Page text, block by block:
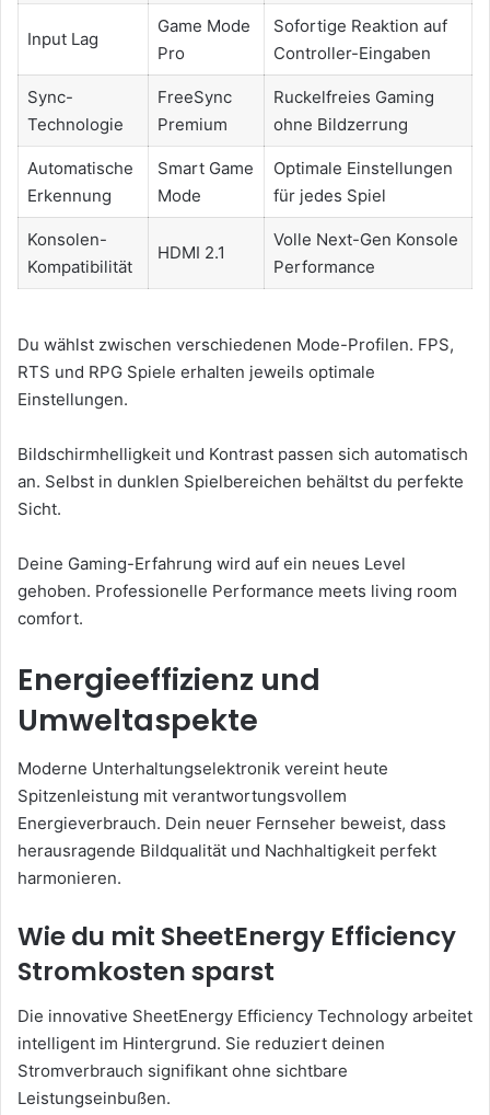
Input Lag
Game Mode
Pro
Sofortige Reaktion auf
Controller-Eingaben
Sync-
Technologie
FreeSync
Premium
Ruckelfreies Gaming
ohne Bildzerrung
Automatische
Erkennung
Smart Game
Mode
Optimale Einstellungen
für jedes Spiel
Konsolen-
Kompatibilität
HDMI 2.1
Volle Next-Gen Konsole
Performance
Du wählst zwischen verschiedenen Mode-Profilen. FPS,
RTS und RPG Spiele erhalten jeweils optimale
Einstellungen.
Bildschirmhelligkeit und Kontrast passen sich automatisch
an. Selbst in dunklen Spielbereichen behältst du perfekte
Sicht.
Deine Gaming-Erfahrung wird auf ein neues Level
gehoben. Professionelle Performance meets living room
comfort.
Energieeffizienz und
Umweltaspekte
Moderne Unterhaltungselektronik vereint heute
Spitzenleistung mit verantwortungsvollem
Energieverbrauch. Dein neuer Fernseher beweist, dass
herausragende Bildqualität und Nachhaltigkeit perfekt
harmonieren.
Wie du mit SheetEnergy Efficiency
Stromkosten sparst
Die innovative SheetEnergy Efficiency Technology arbeitet
intelligent im Hintergrund. Sie reduziert deinen
Stromverbrauch signifikant ohne sichtbare
Leistungseinbußen.